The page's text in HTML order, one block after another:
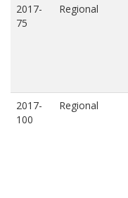
2017-
75
Regional
2017-
100
Regional